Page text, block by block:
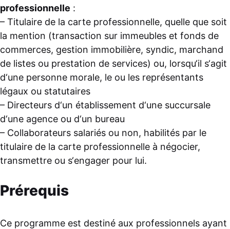
professionnelle :
– Titulaire de la carte professionnelle, quelle que soit
la mention (transaction sur immeubles et fonds de
commerces, gestion immobilière, syndic, marchand
de listes ou prestation de services) ou, lorsqu‘il s‘agit
d‘une personne morale, le ou les représentants
légaux ou statutaires
– Directeurs d‘un établissement d‘une succursale
d‘une agence ou d‘un bureau
– Collaborateurs salariés ou non, habilités par le
titulaire de la carte professionnelle à négocier,
transmettre ou s‘engager pour lui.
Prérequis
Ce programme est destiné aux professionnels ayant